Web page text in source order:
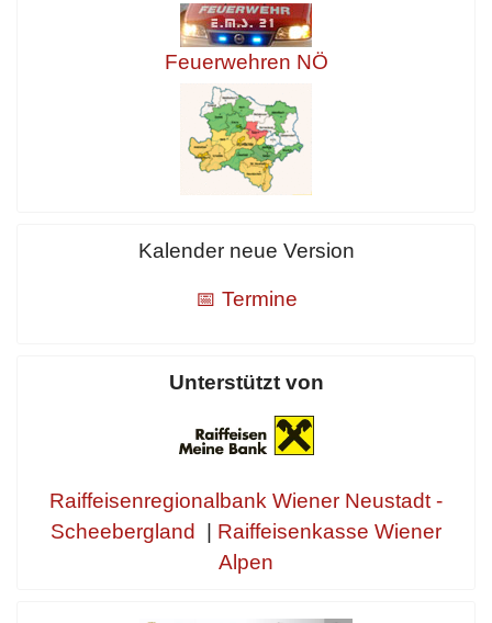
Feuerwehren NÖ
Kalender neue Version
📅 Termine
Unterstützt von
Raiffeisenregionalbank Wiener Neustadt -
Scheebergland
Raiffeisenkasse Wiener
Alpen